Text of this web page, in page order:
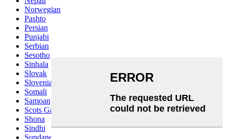
Norwegian
Pashto
Persian
Punjabi
Serbian
Sesotho
Sinhala
Slovak
Slovenian
Somali
Samoan
Scots Gaelic
Shona
Sindhi
Sundanese